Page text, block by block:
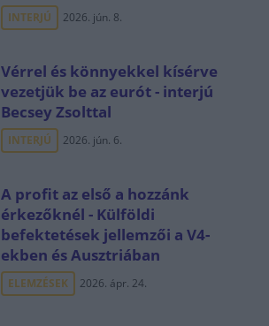
INTERJÚ 2026. jún. 8.
Vérrel és könnyekkel kísérve
vezetjük be az eurót - interjú
Becsey Zsolttal
INTERJÚ 2026. jún. 6.
A profit az első a hozzánk
érkezőknél - Külföldi
befektetések jellemzői a V4-
ekben és Ausztriában
ELEMZÉSEK 2026. ápr. 24.